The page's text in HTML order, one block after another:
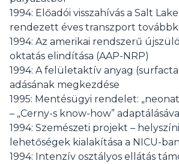
1994: Előadói visszahívás a Salt
rendezett éves transzport
1994: Az amerikai rendszerű
oktatás elindítása (AAP-NRP)
1994: A felületaktív anyag
adásának megkezdése
1995: Mentésügyi rendelet:
– „Cerny-s know-how” adaptálásával
1994: Szemészeti projekt –
lehetőségek kialakítása a NICU-
1994: Intenzív osztályos ellátás